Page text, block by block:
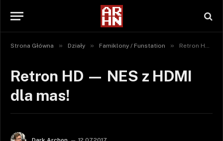
Strona Główna » Działy » Famiklony / Funstation » Retron HD — NES z HDMI dla mas!
Retron HD — NES z HDMI
dla mas!